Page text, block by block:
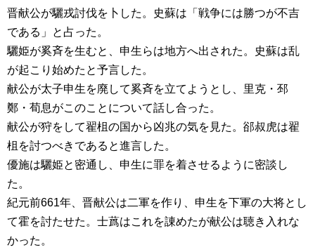
晋献公が驪戎討伐を卜した。史蘇は「戦争には勝つが不吉
である」と占った。
驪姫が奚斉を生むと、申生らは地方へ出された。史蘇は乱
が起こり始めたと予言した。
献公が太子申生を廃して奚斉を立てようとし、里克・邳
鄭・荀息がこのことについて話し合った。
献公が狩をして翟柤の国から凶兆の気を見た。郤叔虎は翟
柤を討つべきであると進言した。
優施は驪姫と密通し、申生に罪を着させるように密談し
た。
紀元前661年、晋献公は二軍を作り、申生を下軍の大将とし
て霍を討たせた。士蔿はこれを諌めたが献公は聴き入れな
かった。